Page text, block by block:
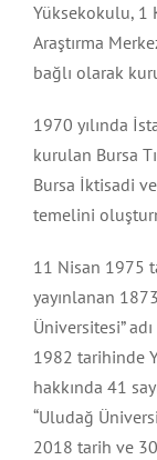
Kırşehir
Nevşehir
Trabzon
Üniversite
Yüksekokulu, 1
Araştırma
bağlı olarak
1970 yılında
kurulan Bursa
Bursa İktisadi
temelini
11 Nisan 1975
yayınlanan
Üniversitesi”
1982 tarihinde
hakkında 41
“Uludağ
2018 tarih ve